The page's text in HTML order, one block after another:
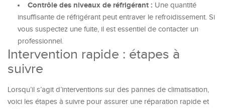
Contrôle des niveaux de réfrigérant : Une quantité
insuffisante de réfrigérant peut entraver le refroidissement. Si
vous suspectez une fuite, il est essentiel de contacter un
professionnel.
Intervention rapide : étapes à
suivre
Lorsqu’il s’agit d’interventions sur des pannes de climatisation,
voici les étapes à suivre pour assurer une réparation rapide et